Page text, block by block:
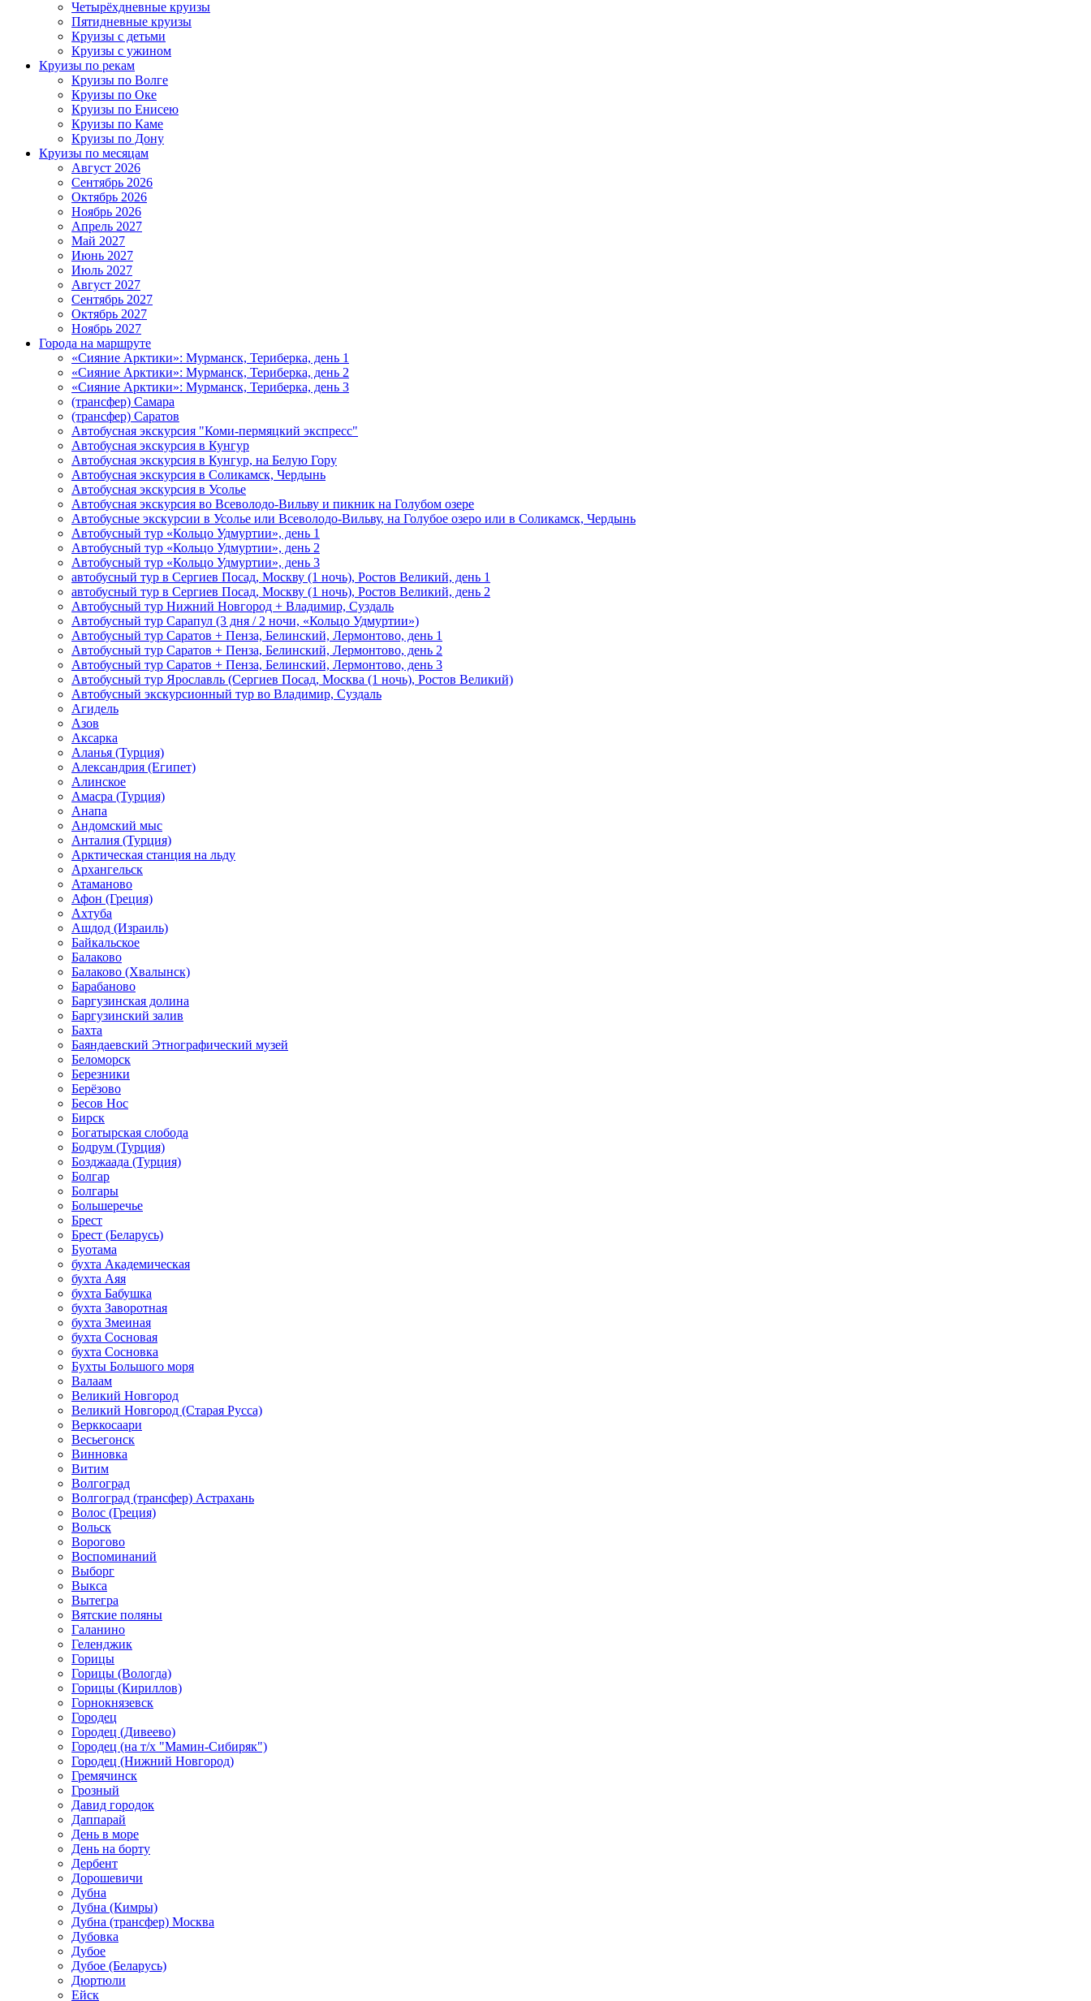
Четырёхдневные круизы
Пятидневные круизы
Круизы с детьми
Круизы с ужином
Круизы по рекам
Круизы по Волге
Круизы по Оке
Круизы по Енисею
Круизы по Каме
Круизы по Дону
Круизы по месяцам
Август 2026
Сентябрь 2026
Октябрь 2026
Ноябрь 2026
Апрель 2027
Май 2027
Июнь 2027
Июль 2027
Август 2027
Сентябрь 2027
Октябрь 2027
Ноябрь 2027
Города на маршруте
«Сияние Арктики»: Мурманск, Териберка, день 1
«Сияние Арктики»: Мурманск, Териберка, день 2
«Сияние Арктики»: Мурманск, Териберка, день 3
(трансфер) Самара
(трансфер) Саратов
Автобусная экскурсия "Коми-пермяцкий экспресс"
Автобусная экскурсия в Кунгур
Автобусная экскурсия в Кунгур, на Белую Гору
Автобусная экскурсия в Соликамск, Чердынь
Автобусная экскурсия в Усолье
Автобусная экскурсия во Всеволодо-Вильву и пикник на Голубом озере
Автобусные экскурсии в Усолье или Всеволодо-Вильву, на Голубое озеро или в Соликамск, Чердынь
Автобусный тур «Кольцо Удмуртии», день 1
Автобусный тур «Кольцо Удмуртии», день 2
Автобусный тур «Кольцо Удмуртии», день 3
автобусный тур в Сергиев Посад, Москву (1 ночь), Ростов Великий, день 1
автобусный тур в Сергиев Посад, Москву (1 ночь), Ростов Великий, день 2
Автобусный тур Нижний Новгород + Владимир, Суздаль
Автобусный тур Сарапул (3 дня / 2 ночи, «Кольцо Удмуртии»)
Автобусный тур Саратов + Пенза, Белинский, Лермонтово, день 1
Автобусный тур Саратов + Пенза, Белинский, Лермонтово, день 2
Автобусный тур Саратов + Пенза, Белинский, Лермонтово, день 3
Автобусный тур Ярославль (Сергиев Посад, Москва (1 ночь), Ростов Великий)
Автобусный экскурсионный тур во Владимир, Суздаль
Агидель
Азов
Аксарка
Аланья (Турция)
Александрия (Египет)
Алинское
Амасра (Турция)
Анапа
Андомский мыс
Анталия (Турция)
Арктическая станция на льду
Архангельск
Атаманово
Афон (Греция)
Ахтуба
Ашдод (Израиль)
Байкальское
Балаково
Балаково (Хвалынск)
Барабаново
Баргузинская долина
Баргузинский залив
Бахта
Баяндаевский Этнографический музей
Беломорск
Березники
Берёзово
Бесов Нос
Бирск
Богатырская слобода
Бодрум (Турция)
Бозджаада (Турция)
Болгар
Болгары
Большеречье
Брест
Брест (Беларусь)
Буотама
бухта Академическая
бухта Аяя
бухта Бабушка
бухта Заворотная
бухта Змеиная
бухта Сосновая
бухта Сосновка
Бухты Большого моря
Валаам
Великий Новгород
Великий Новгород (Старая Русса)
Верккосаари
Весьегонск
Винновка
Витим
Волгоград
Волгоград (трансфер) Астрахань
Волос (Греция)
Вольск
Ворогово
Воспоминаний
Выборг
Выкса
Вытегра
Вятские поляны
Галанино
Геленджик
Горицы
Горицы (Вологда)
Горицы (Кириллов)
Горнокнязевск
Городец
Городец (Дивеево)
Городец (на т/х "Мамин-Сибиряк")
Городец (Нижний Новгород)
Гремячинск
Грозный
Давид городок
Даппарай
День в море
День на борту
Дербент
Дорошевичи
Дубна
Дубна (Кимры)
Дубна (трансфер) Москва
Дубовка
Дубое
Дубое (Беларусь)
Дюртюли
Ейск